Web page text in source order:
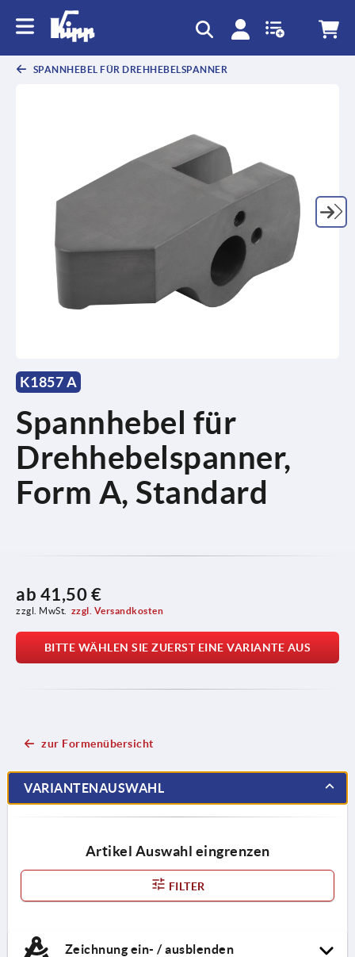
SPANNHEBEL FÜR DREHHEBELSPANNER
K1857 A
Spannhebel für
Drehhebelspanner,
Form A, Standard
ab 41,50 €
zzgl. MwSt. zzgl. Versandkosten
BITTE WÄHLEN SIE ZUERST EINE VARIANTE AUS
zur Formenübersicht
VARIANTENAUSWAHL
Artikel Auswahl eingrenzen
FILTER
Zeichnung ein- / ausblenden